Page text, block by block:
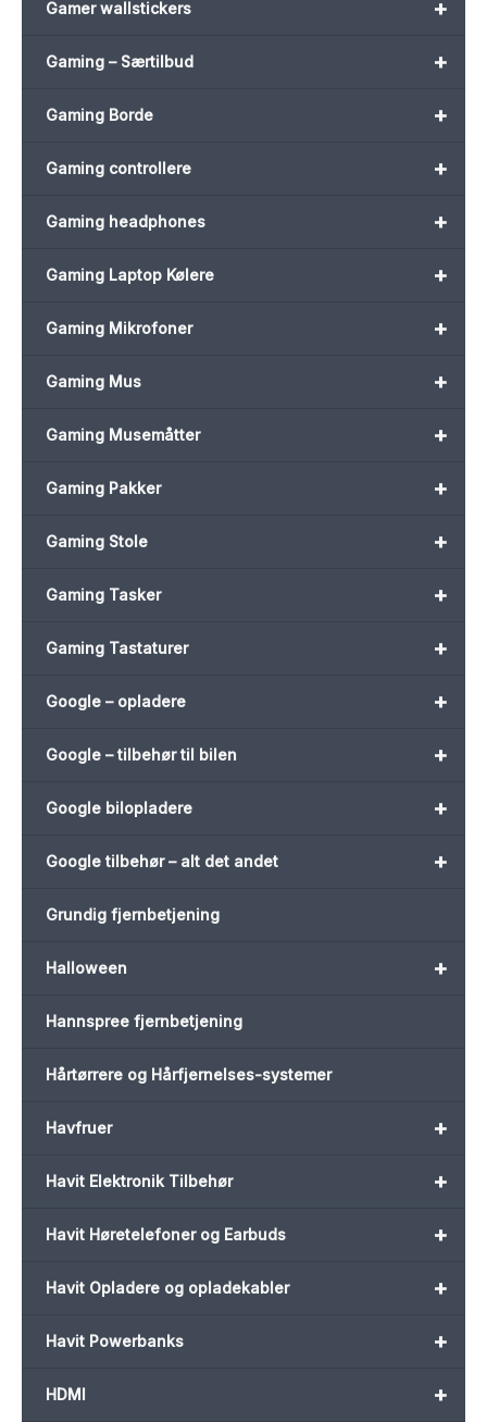
+
Gamer wallstickers
+
Gaming – Særtilbud
+
Gaming Borde
+
Gaming controllere
+
Gaming headphones
+
Gaming Laptop Kølere
+
Gaming Mikrofoner
+
Gaming Mus
+
Gaming Musemåtter
+
Gaming Pakker
+
Gaming Stole
+
Gaming Tasker
+
Gaming Tastaturer
+
Google – opladere
+
Google – tilbehør til bilen
+
Google bilopladere
+
Google tilbehør – alt det andet
Grundig fjernbetjening
+
Halloween
Hannspree fjernbetjening
Hårtørrere og Hårfjernelses-systemer
+
Havfruer
+
Havit Elektronik Tilbehør
+
Havit Høretelefoner og Earbuds
+
Havit Opladere og opladekabler
+
Havit Powerbanks
+
HDMI